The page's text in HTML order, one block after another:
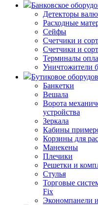
Банковское
Детекторы
Расходные
Сейфы
Счетчики и
Счетчики и
Терминалы
Уничтожители
Бутиковое
Банкетки
Вешала
Ворота
устройства
Зеркала
Кабины
Корзины для
Манекены
Плечики
Решетки и
Стулья
Торговые
Fix
Экономпанели